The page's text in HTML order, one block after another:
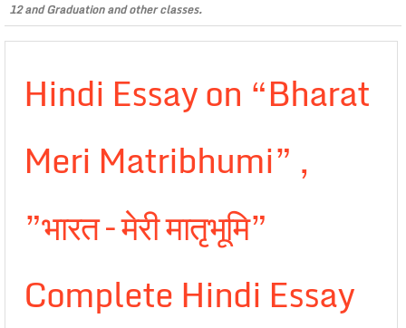
12 and Graduation and other classes.
Hindi Essay on “Bharat
Meri Matribhumi” ,
”भारत – मेरी मातृभूमि”
Complete Hindi Essay